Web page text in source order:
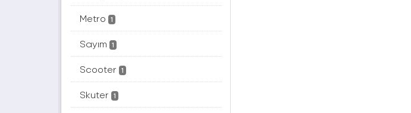
Metro 1
Sayım 1
Scooter 1
Skuter 1